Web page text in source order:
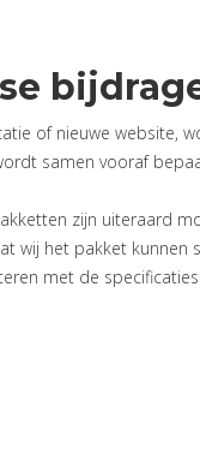
of nieuwe website,
samen vooraf
zijn uiteraard
wij het pakket kunnen
met de